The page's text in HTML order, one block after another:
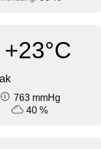
+23°C
763 mmHg
40 %